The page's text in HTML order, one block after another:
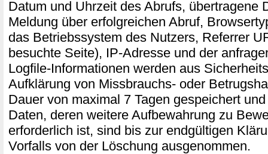
Datum und Uhrzeit des Abrufs, übertragene
Meldung über erfolgreichen Abruf,
das Betriebssystem des Nutzers, Referrer
besuchte Seite), IP-Adresse und der
Logfile-Informationen werden aus
Aufklärung von Missbrauchs- oder
Dauer von maximal 7 Tagen gespeichert
Daten, deren weitere Aufbewahrung zu
erforderlich ist, sind bis zur endgültigen
Vorfalls von der Löschung ausgenommen.